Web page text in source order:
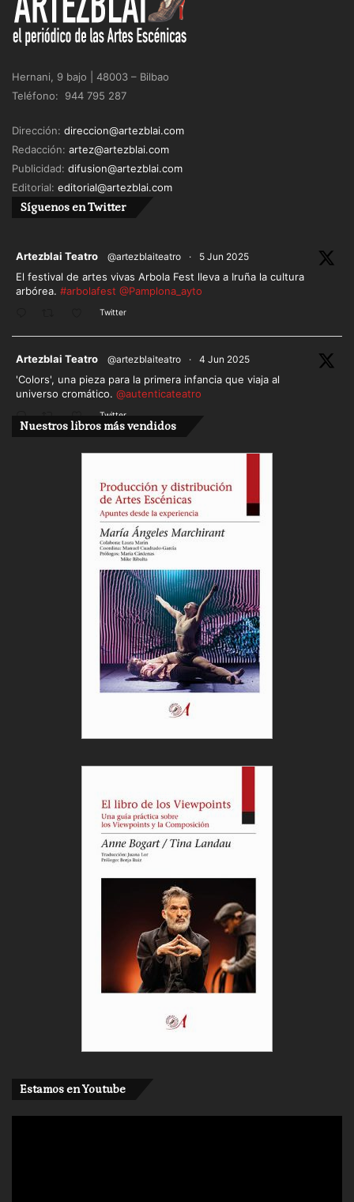
Hernani, 9 bajo | 48003 – Bilbao
Teléfono: 944 795 287
Dirección: direccion@artezblai.com
Redacción: artez@artezblai.com
Publicidad: difusion@artezblai.com
Editorial: editorial@artezblai.com
Síguenos en Twitter
Artezblai Teatro @artezblaiteatro · 5 Jun 2025
El festival de artes vivas Arbola Fest lleva a Iruña la cultura
arbórea. #arbolafest @Pamplona_ayto
Twitter
Artezblai Teatro @artezblaiteatro · 4 Jun 2025
'Colors', una pieza para la primera infancia que viaja al
universo cromático. @autenticateatro
Twitter
Cargar más
Nuestros libros más vendidos
Estamos en Youtube